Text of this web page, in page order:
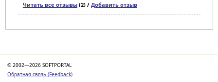
Читать все отзывы(2) / Добавить отзыв
© 2002—2026 SOFTPORTAL
Обратная связь (Feedback)